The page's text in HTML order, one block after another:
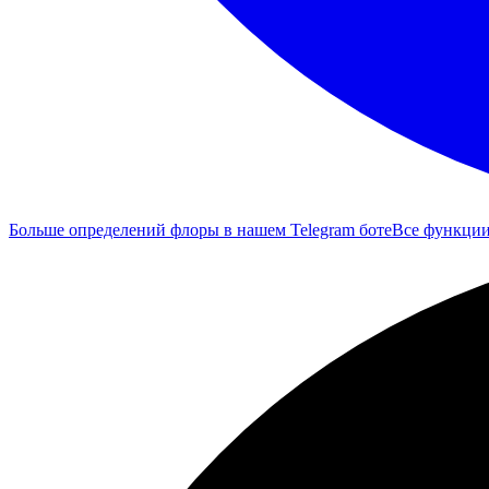
Больше определений флоры в нашем Telegram ботеВсе